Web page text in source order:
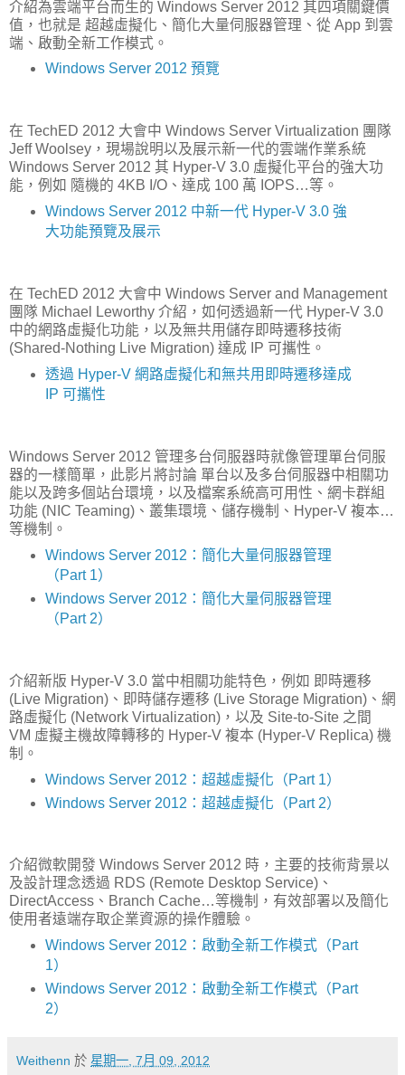
介紹為雲端平台而生的 Windows Server 2012 其四項關鍵價
值，也就是 超越虛擬化、簡化大量伺服器管理、從 App 到雲
端、啟動全新工作模式。
Windows Server 2012 預覽
在 TechED 2012 大會中 Windows Server Virtualization 團隊
Jeff Woolsey，現場說明以及展示新一代的雲端作業系統
Windows Server 2012 其 Hyper-V 3.0 虛擬化平台的強大功
能，例如 隨機的 4KB I/O、達成 100 萬 IOPS…等。
Windows Server 2012 中新一代 Hyper-V 3.0 強
大功能預覽及展示
在 TechED 2012 大會中 Windows Server and Management
團隊 Michael Leworthy 介紹，如何透過新一代 Hyper-V 3.0
中的網路虛擬化功能，以及無共用儲存即時遷移技術
(Shared-Nothing Live Migration) 達成 IP 可攜性。
透過 Hyper-V 網路虛擬化和無共用即時遷移達成
IP 可攜性
Windows Server 2012 管理多台伺服器時就像管理單台伺服
器的一樣簡單，此影片將討論 單台以及多台伺服器中相關功
能以及跨多個站台環境，以及檔案系統高可用性、網卡群組
功能 (NIC Teaming)、叢集環境、儲存機制、Hyper-V 複本…
等機制。
Windows Server 2012：簡化大量伺服器管理
（Part 1）
Windows Server 2012：簡化大量伺服器管理
（Part 2）
介紹新版 Hyper-V 3.0 當中相關功能特色，例如 即時遷移
(Live Migration)、即時儲存遷移 (Live Storage Migration)、網
路虛擬化 (Network Virtualization)，以及 Site-to-Site 之間
VM 虛擬主機故障轉移的 Hyper-V 複本 (Hyper-V Replica) 機
制。
Windows Server 2012：超越虛擬化（Part 1）
Windows Server 2012：超越虛擬化（Part 2）
介紹微軟開發 Windows Server 2012 時，主要的技術背景以
及設計理念透過 RDS (Remote Desktop Service)、
DirectAccess、Branch Cache…等機制，有效部署以及簡化
使用者遠端存取企業資源的操作體驗。
Windows Server 2012：啟動全新工作模式（Part
1）
Windows Server 2012：啟動全新工作模式（Part
2）
Weithenn 於 星期一, 7月 09, 2012